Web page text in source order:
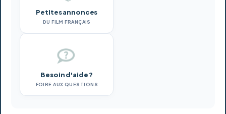
Petites annonces
DU FILM FRANÇAIS
Besoin d'aide ?
FOIRE AUX QUESTIONS